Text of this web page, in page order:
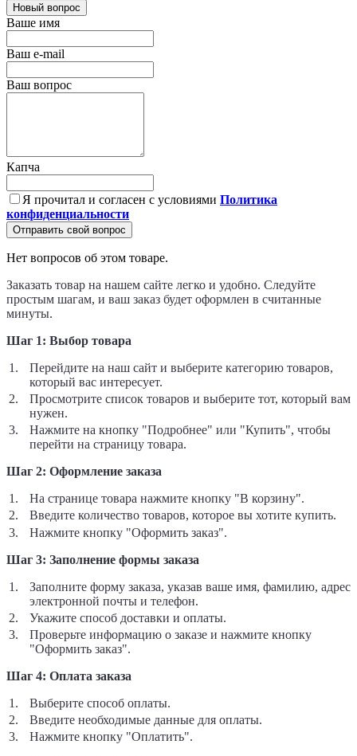
Новый вопрос
Ваше имя
Ваш e-mail
Ваш вопрос
Капча
Я прочитал и согласен с условиями Политика
конфиденциальности
Отправить свой вопрос
Нет вопросов об этом товаре.
Заказать товар на нашем сайте легко и удобно. Следуйте
простым шагам, и ваш заказ будет оформлен в считанные
минуты.
Шаг 1: Выбор товара
Перейдите на наш сайт и выберите категорию товаров,
который вас интересует.
Просмотрите список товаров и выберите тот, который вам
нужен.
Нажмите на кнопку "Подробнее" или "Купить", чтобы
перейти на страницу товара.
Шаг 2: Оформление заказа
На странице товара нажмите кнопку "В корзину".
Введите количество товаров, которое вы хотите купить.
Нажмите кнопку "Оформить заказ".
Шаг 3: Заполнение формы заказа
Заполните форму заказа, указав ваше имя, фамилию, адрес
электронной почты и телефон.
Укажите способ доставки и оплаты.
Проверьте информацию о заказе и нажмите кнопку
"Оформить заказ".
Шаг 4: Оплата заказа
Выберите способ оплаты.
Введите необходимые данные для оплаты.
Нажмите кнопку "Оплатить".